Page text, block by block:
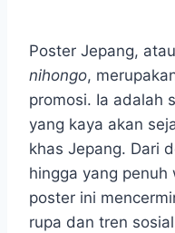
Poster Jepang,
nihongo,
promosi. Ia adalah
yang kaya akan
khas Jepang. Dari
hingga yang
poster ini
rupa dan tren